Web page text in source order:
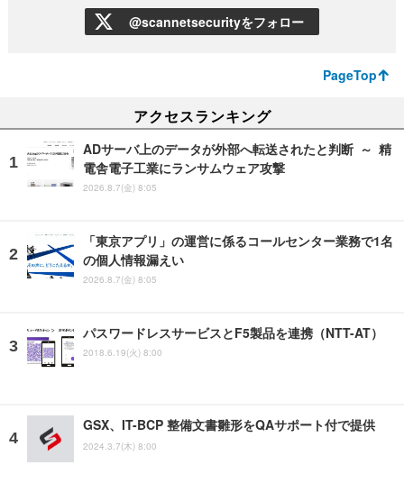
@scannetsecurityをフォロー
PageTop
アクセスランキング
ADサーバ上のデータが外部へ転送されたと判断 ～ 精
電舎電子工業にランサムウェア攻撃
2026.8.7(金) 8:05
「東京アプリ」の運営に係るコールセンター業務で1名
の個人情報漏えい
2026.8.7(金) 8:05
パスワードレスサービスとF5製品を連携（NTT-AT）
2018.6.19(火) 8:00
GSX、IT-BCP 整備文書雛形をQAサポート付で提供
2024.3.7(木) 8:00